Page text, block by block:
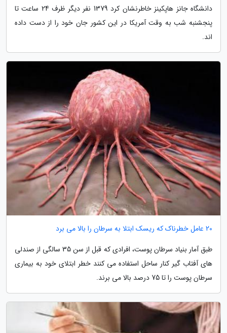
دانشگاه جانز هاپکینز خاطرنشان کرد 1379 نفر دیگر ظرف 24 ساعت تا
پنجشنبه شب به وقت آمریکا در این کشور جان خود را از دست داده
اند.
20 عامل خطرناک که ریسک ابتلا به سرطان را بالا می برد
طبق آمار بنیاد سرطان پوست، افرادی که قبل از سن 35 سالگی از صندلی
های آفتاب گیر کنار ساحل استفاده می کنند خطر ابتلای خود به بیماری
سرطان پوست را تا 75 درصد بالا می برند.